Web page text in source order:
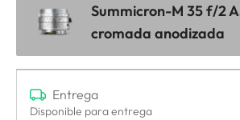
Summicron-M 35 f/2
cromada anodizada
Entrega
Disponible para entrega